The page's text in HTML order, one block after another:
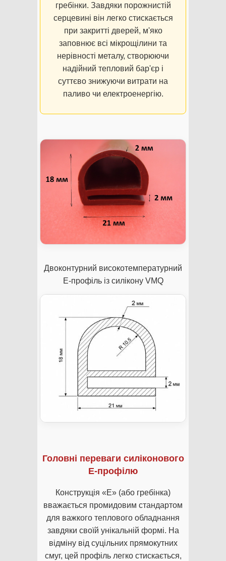
гребінки. Завдяки порожнистій
серцевині він легко стискається
при закритті дверей, м'яко
заповнює всі мікрощілини та
нерівності металу, створюючи
надійний тепловий бар'єр і
суттєво знижуючи витрати на
паливо чи електроенергію.
Двоконтурний високотемпературний
Е-профіль із силікону VMQ
Головні переваги силіконового
Е-профілю
Конструкція «Е» (або гребінка)
вважається промидовим стандартом
для важкого теплового обладнання
завдяки своїй унікальній формі. На
відміну від суцільних прямокутних
смуг, цей профіль легко стискається,